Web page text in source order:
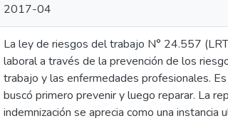
2017-04
La ley de riesgos del trabajo N° 24.557
laboral a través de la prevención de los
trabajo y las enfermedades profesionales.
buscó primero prevenir y luego reparar. La
indemnización se aprecia como una